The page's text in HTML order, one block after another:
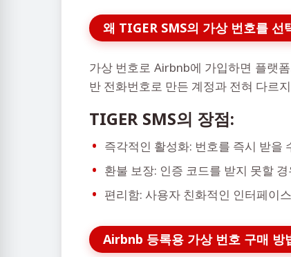
왜 TIGER SMS의 가상 번호를 선
가상 번호로 Airbnb에 가입하면 플랫
반 전화번호로 만든 계정과 전혀 다르
TIGER SMS의 장점:
즉각적인 활성화: 번호를 즉시 받을
환불 보장: 인증 코드를 받지 못할
편리함: 사용자 친화적인 인터페이
Airbnb 등록용 가상 번호 구매 방